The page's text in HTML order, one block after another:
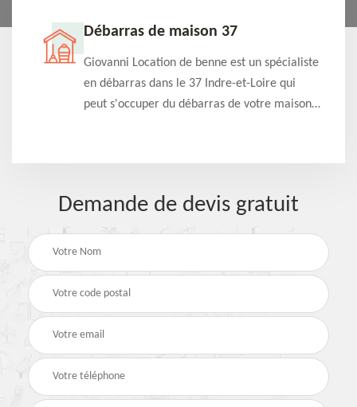
Débarras de maison 37
Giovanni Location de benne est un spécialiste
en débarras dans le 37 Indre-et-Loire qui
peut s'occuper du débarras de votre maison
Demande de devis gratuit